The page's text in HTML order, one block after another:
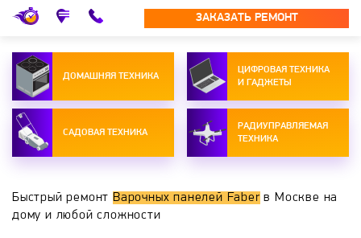
ЗАКАЗАТЬ РЕМОНТ
ДОМАШНЯЯ ТЕХНИКА
ЦИФРОВАЯ ТЕХНИКА
И ГАДЖЕТЫ
САДОВАЯ ТЕХНИКА
РАДИУПРАВЛЯЕМАЯ
ТЕХНИКА
Быстрый ремонт Варочных панелей Faber в Москве на
дому и любой сложности